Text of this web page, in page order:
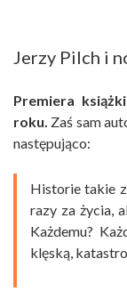
Jerzy Pilch i
Premiera
roku. Zaś sam
następująco:
Historie takie
razy za życia,
Każdemu?
klęską,